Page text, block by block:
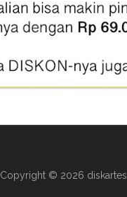
Copyright © 2026 diskartes